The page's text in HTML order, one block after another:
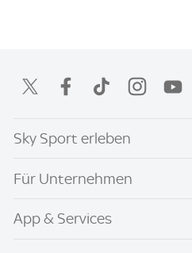
Sky Sport erleben
Für Unternehmen
App & Services